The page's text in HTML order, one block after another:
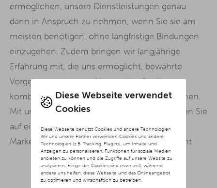
Diese Webseite verwendet
Cookies
Diese Webseite benutzt Cookies und andere Technologien
Wir und unsere Partner verwenden Cookies und andere
Technologien (z.B. Tracking, Plugins), um Inhalte und
Anzeigen zu personalisieren, Funktionen für soziale Medien
anbieten zu können und die Zugriffe auf unsere Website zu
analysieren. Einige der Cookies sind essenziell, während
andere uns helfen, diese Webseite und das Onlineangebot
zu optimieren und wirtschaftlich zu betreiben.
ermöglichen, unsere Dienstleistungen genau
dann in Anspruch zu nehmen, wenn Sie sie am
meisten benötigen, ohne langfristige Bindungen
einzugehen. Zudem bringen wir langjährige
Erfahrung mit, die uns ermöglicht, bewährte
Vorgehensweisen und innovative Ansätze zu
kombinieren, um Ihre Ziele effektiv zu erreichen.
Mit unserer Social Media Agentur Kassel setzen Sie
auf einen starken Partner, der weiß, wie man
Marken in der digitalen Welt erfolgreich macht.